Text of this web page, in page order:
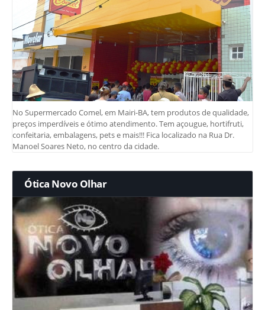
No Supermercado Comel, em Mairi-BA, tem produtos de qualidade,
preços imperdíveis e ótimo atendimento. Tem açougue, hortifruti,
confeitaria, embalagens, pets e mais!!! Fica localizado na Rua Dr.
Manoel Soares Neto, no centro da cidade.
Ótica Novo Olhar